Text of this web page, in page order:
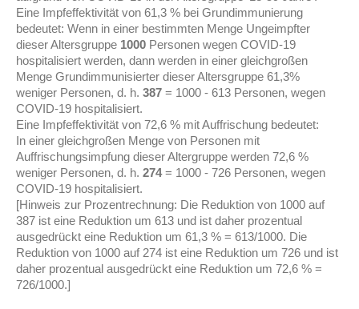
Eine Impfeffektivität von 61,3 % bei Grundimmunierung
bedeutet: Wenn in einer bestimmten Menge Ungeimpfter
dieser Altersgruppe 1000 Personen wegen COVID-19
hospitalisiert werden, dann werden in einer gleichgroßen
Menge Grundimmunisierter dieser Altersgruppe 61,3%
weniger Personen, d. h. 387 = 1000 - 613 Personen, wegen
COVID-19 hospitalisiert.
Eine Impfeffektivität von 72,6 % mit Auffrischung bedeutet:
In einer gleichgroßen Menge von Personen mit
Auffrischungsimpfung dieser Altergruppe werden 72,6 %
weniger Personen, d. h. 274= 1000 - 726 Personen, wegen
COVID-19 hospitalisiert.
[Hinweis zur Prozentrechnung: Die Reduktion von 1000 auf
387 ist eine Reduktion um 613 und ist daher prozentual
ausgedrückt eine Reduktion um 61,3 % = 613/1000. Die
Reduktion von 1000 auf 274 ist eine Reduktion um 726 und ist
daher prozentual ausgedrückt eine Reduktion um 72,6 % =
726/1000.]